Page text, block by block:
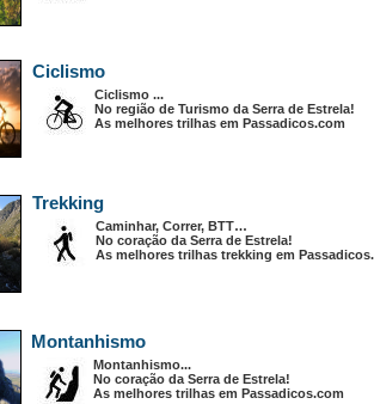
Ciclismo
Ciclismo ...
No região de Turismo da Serra de Estrela!
As melhores trilhas em Passadicos.com
Trekking
Caminhar, Correr, BTT…
No coração da Serra de Estrela!
As melhores trilhas trekking em
Montanhismo
Montanhismo...
No coração da Serra de Estrela!
As melhores trilhas em Passadicos.com